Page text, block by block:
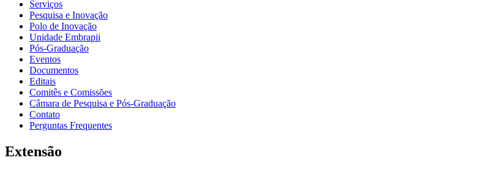
Serviços
Pesquisa e Inovação
Polo de Inovação
Unidade Embrapii
Pós-Graduação
Eventos
Documentos
Editais
Comitês e Comissões
Câmara de Pesquisa e Pós-Graduação
Contato
Perguntas Frequentes
Extensão